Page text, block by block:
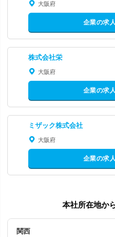
大阪府
企業の求
株式会社栄
大阪府
企業の求
ミザック株式会社
大阪府
企業の求
本社所在地か
関西